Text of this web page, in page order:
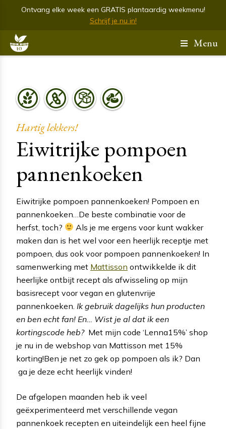
Ontvang elke week een GRATIS plantaardig weekmenu!
Schrijf je nu in!
Menu
Hartig lekkers!
Eiwitrijke pompoen
pannenkoeken
Eiwitrijke pompoen pannenkoeken! Pompoen en
pannenkoeken…De beste combinatie voor de
herfst, toch?
Als je me ergens voor kunt wakker
maken dan is het wel voor een heerlijk receptje met
pompoen, dus ook voor pompoen pannenkoeken! In
samenwerking met Mattisson ontwikkelde ik dit
heerlijke ontbijt recept als afwisseling op mijn
basisrecept voor vegan en glutenvrije
pannenkoeken. Ik gebruik dagelijks hun producten
en ben echt fan! En… Wist je al dat ik een
kortingscode heb? Met mijn code ‘Lenna15%’ shop
je nu in de webshop van Mattisson met 15%
korting!Ben je net zo gek op pompoen als ik? Dan
ga je deze echt heerlijk vinden!
De afgelopen maanden heb ik veel
geëxperimenteerd met verschillende vegan
pannenkoek recepten en uiteindelijk een heel fijne